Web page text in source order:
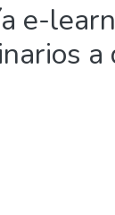
e-
a